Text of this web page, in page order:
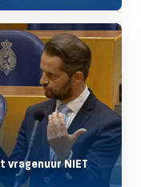
vragenuur NIET